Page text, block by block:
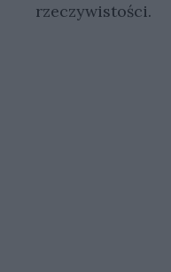
rzeczywistości.